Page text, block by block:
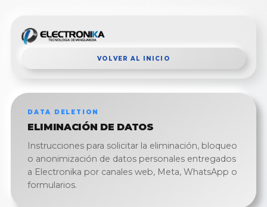
VOLVER AL INICIO
DATA DELETION
ELIMINACIÓN DE DATOS
Instrucciones para solicitar la eliminación, bloqueo
o anonimización de datos personales entregados
a Electronika por canales web, Meta, WhatsApp o
formularios.